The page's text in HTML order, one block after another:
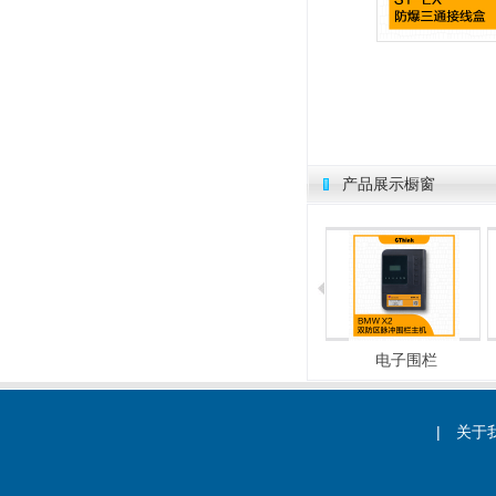
产品展示橱窗
电子围栏
| 关于